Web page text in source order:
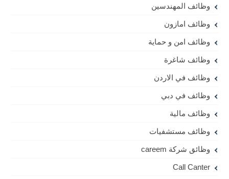
وظائف المهندسين
وظائف امازون
وظائف امن و حماية
وظائف شاغرة
وظائف في الاردن
وظائف في دبي
وظائف مالية
وظائف مستشفيات
وظائق شركة careem
Call Canter